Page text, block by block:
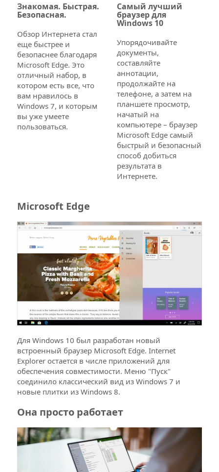
Знакомая. Быстрая.
Безопасная.
Обзор Интернета стал
еще быстрее и
безопаснее благодаря
Microsoft Edge. Это
отличный набор, в
котором есть все, что
вам нравилось в
Windows 7, и которым
вы уже умеете
пользоваться.
Самый лучший
браузер для
Windows 10
Упорядочивайте
документы,
составляйте
аннотации,
продолжайте на
телефоне, а затем на
планшете просмотр,
начатый на
компьютере – браузер
Microsoft Edge самый
быстрый и безопасный
способ добиться
результата в
Интернете.
Microsoft Edge
Для Windows 10 был разработан новый
встроенный браузер Microsoft Edge. Internet
Explorer остается в числе приложений для
обеспечения совместимости. Меню "Пуск"
соединило классический вид из Windows 7 и
новые плитки из Windows 8.
Она просто работает